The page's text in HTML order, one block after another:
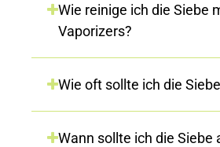
Wie reinige ich die Siebe
Vaporizers?
Wie oft sollte ich die
Wann sollte ich die Siebe